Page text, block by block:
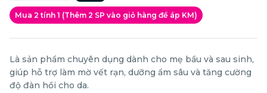
Mua 2 tính 1 (Thêm 2 SP vào giỏ hàng để áp KM)
Là sản phẩm chuyên dụng dành cho mẹ bầu và sau sinh,
giúp hỗ trợ làm mờ vết rạn, dưỡng ẩm sâu và tăng cường
độ đàn hồi cho da.